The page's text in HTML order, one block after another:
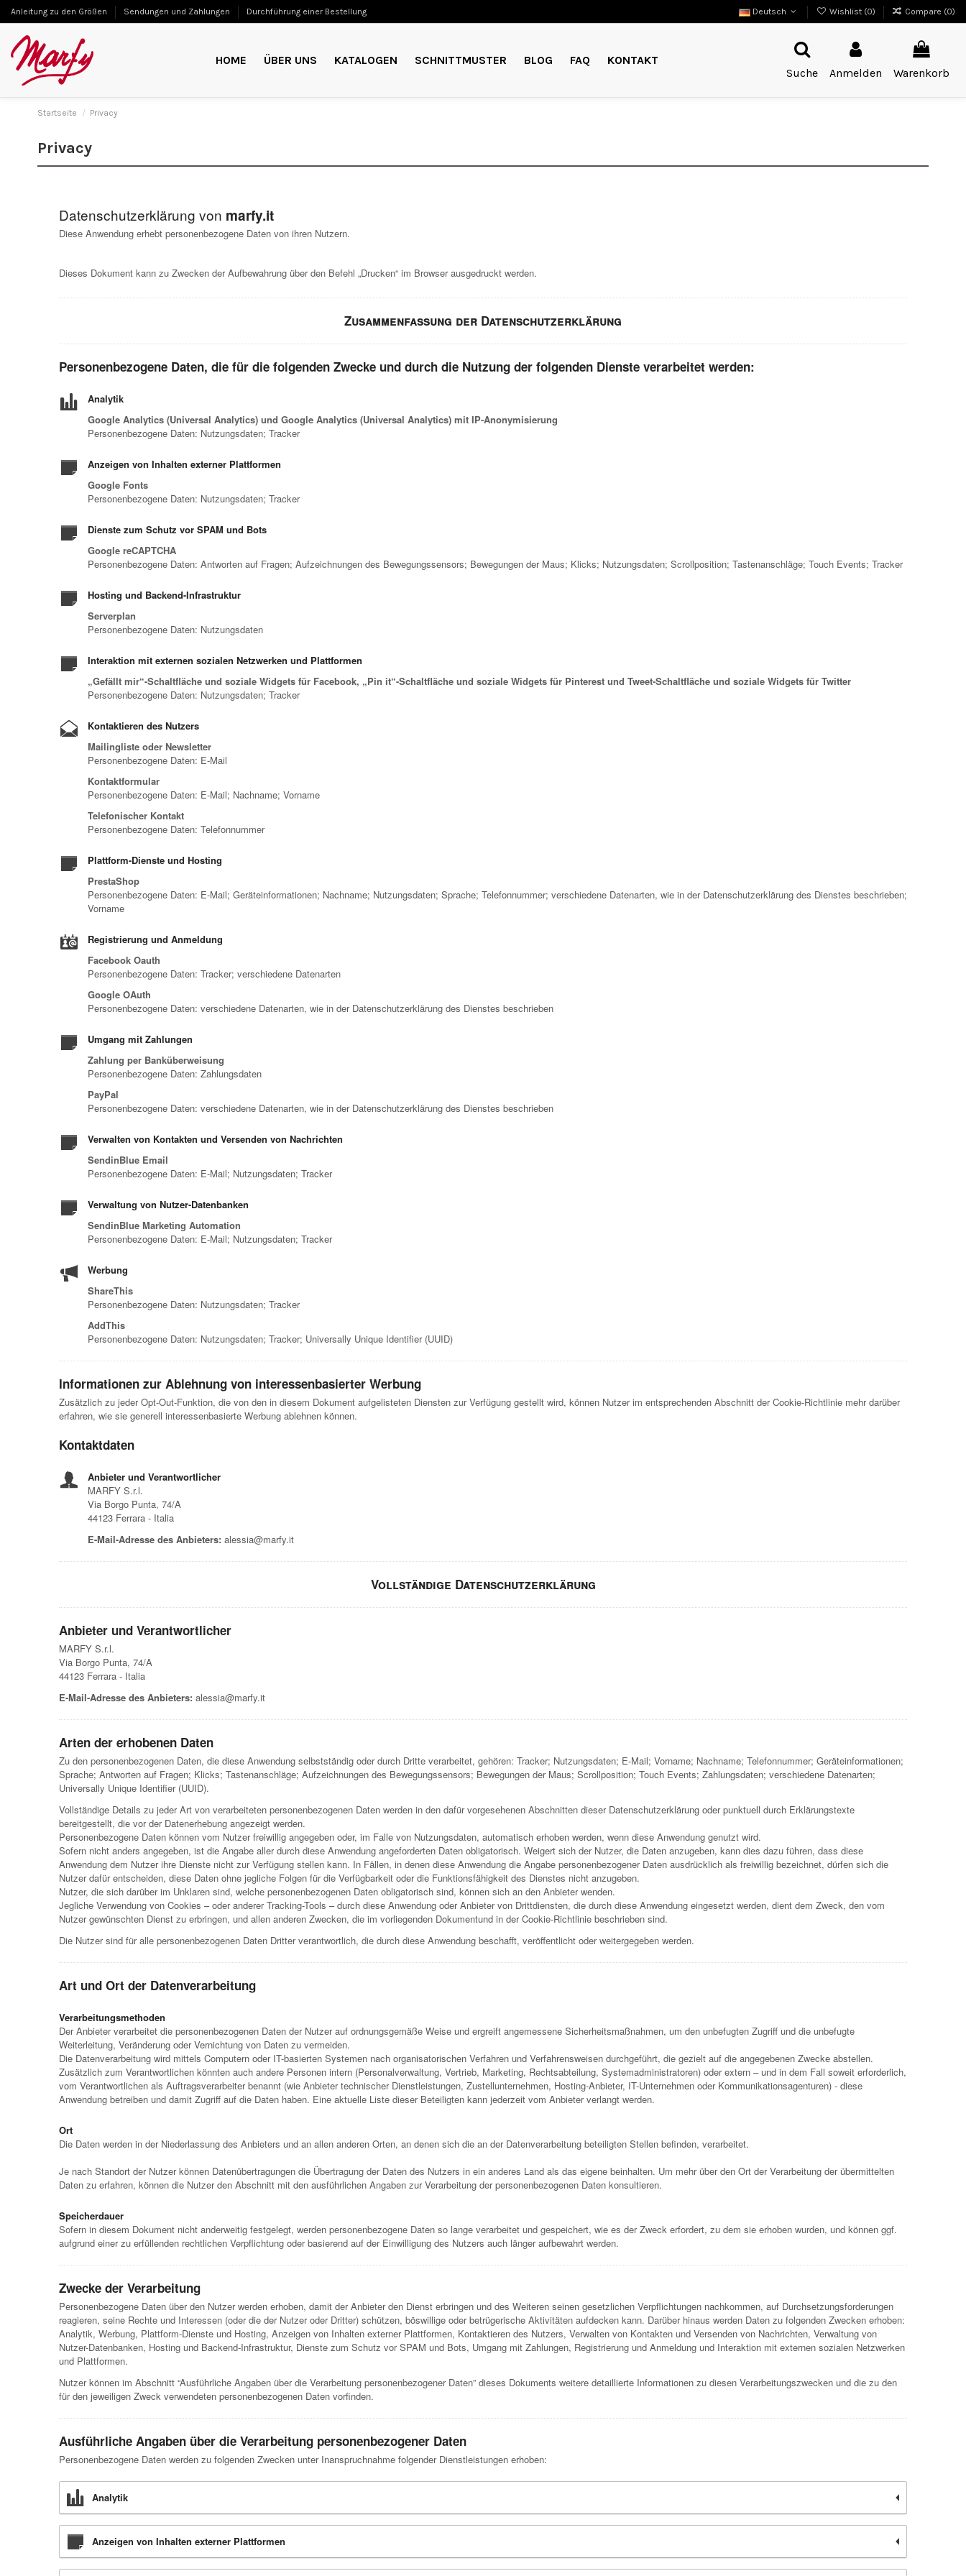
Anleitung zu den Größen Sendungen und Zahlungen Durchführung einer Bestellung Deutsch Wishlist (0) Compare (0)
HOME ÜBER UNS KATALOGEN SCHNITTMUSTER BLOG FAQ
KONTAKT
Suche
Anmelden Warenkorb
Startseite Privacy
Privacy
Datenschutzerklärung von marfy.it
Diese Anwendung erhebt personenbezogene Daten von ihren Nutzern.
Dieses Dokument kann zu Zwecken der Aufbewahrung über den Befehl „Drucken“ im Browser ausgedruckt werden.
Zusammenfassung der Datenschutzerklärung
Personenbezogene Daten, die für die folgenden Zwecke und durch die Nutzung der folgenden Dienste verarbeitet werden:
Analytik
Google Analytics (Universal Analytics) und Google Analytics (Universal Analytics) mit IP-Anonymisierung
Personenbezogene Daten: Nutzungsdaten; Tracker
Anzeigen von Inhalten externer Plattformen
Google Fonts
Personenbezogene Daten: Nutzungsdaten; Tracker
Dienste zum Schutz vor SPAM und Bots
Google reCAPTCHA
Personenbezogene Daten: Antworten auf Fragen; Aufzeichnungen des Bewegungssensors; Bewegungen der Maus; Klicks; Nutzungsdaten; Scrollposition; Tastenanschläge; Touch Events; Tracker
Hosting und Backend-Infrastruktur
Serverplan
Personenbezogene Daten: Nutzungsdaten
Interaktion mit externen sozialen Netzwerken und Plattformen
„Gefällt mir“-Schaltfläche und soziale Widgets für Facebook, „Pin it“-Schaltfläche und soziale Widgets für Pinterest und Tweet-Schaltfläche und soziale Widgets für Twitter
Personenbezogene Daten: Nutzungsdaten; Tracker
Kontaktieren des Nutzers
Mailingliste oder Newsletter
Personenbezogene Daten: E-Mail
Kontaktformular
Personenbezogene Daten: E-Mail; Nachname; Vorname
Telefonischer Kontakt
Personenbezogene Daten: Telefonnummer
Plattform-Dienste und Hosting
PrestaShop
Personenbezogene Daten: E-Mail; Geräteinformationen; Nachname; Nutzungsdaten; Sprache; Telefonnummer; verschiedene Datenarten, wie in der Datenschutzerklärung des Dienstes beschrieben;
Vorname
Registrierung und Anmeldung
Facebook Oauth
Personenbezogene Daten: Tracker; verschiedene Datenarten
Google OAuth
Personenbezogene Daten: verschiedene Datenarten, wie in der Datenschutzerklärung des Dienstes beschrieben
Umgang mit Zahlungen
Zahlung per Banküberweisung
Personenbezogene Daten: Zahlungsdaten
PayPal
Personenbezogene Daten: verschiedene Datenarten, wie in der Datenschutzerklärung des Dienstes beschrieben
Verwalten von Kontakten und Versenden von Nachrichten
SendinBlue Email
Personenbezogene Daten: E-Mail; Nutzungsdaten; Tracker
Verwaltung von Nutzer-Datenbanken
SendinBlue Marketing Automation
Personenbezogene Daten: E-Mail; Nutzungsdaten; Tracker
Werbung
ShareThis
Personenbezogene Daten: Nutzungsdaten; Tracker
AddThis
Personenbezogene Daten: Nutzungsdaten; Tracker; Universally Unique Identifier (UUID)
Informationen zur Ablehnung von interessenbasierter Werbung
Zusätzlich zu jeder Opt-Out-Funktion, die von den in diesem Dokument aufgelisteten Diensten zur Verfügung gestellt wird, können Nutzer im entsprechenden Abschnitt der Cookie-Richtlinie mehr darüber
erfahren, wie sie generell interessenbasierte Werbung ablehnen können.
Kontaktdaten
Anbieter und Verantwortlicher
MARFY S.r.l.
Via Borgo Punta, 74/A
44123 Ferrara - Italia
E-Mail-Adresse des Anbieters: alessia@marfy.it
Vollständige Datenschutzerklärung
Anbieter und Verantwortlicher
MARFY S.r.l.
Via Borgo Punta, 74/A
44123 Ferrara - Italia
E-Mail-Adresse des Anbieters: alessia@marfy.it
Arten der erhobenen Daten
Zu den personenbezogenen Daten, die diese Anwendung selbstständig oder durch Dritte verarbeitet, gehören: Tracker; Nutzungsdaten; E-Mail; Vorname; Nachname; Telefonnummer; Geräteinformationen;
Sprache; Antworten auf Fragen; Klicks; Tastenanschläge; Aufzeichnungen des Bewegungssensors; Bewegungen der Maus; Scrollposition; Touch Events; Zahlungsdaten; verschiedene Datenarten;
Universally Unique Identifier (UUID).
Vollständige Details zu jeder Art von verarbeiteten personenbezogenen Daten werden in den dafür vorgesehenen Abschnitten dieser Datenschutzerklärung oder punktuell durch Erklärungstexte
bereitgestellt, die vor der Datenerhebung angezeigt werden.
Personenbezogene Daten können vom Nutzer freiwillig angegeben oder, im Falle von Nutzungsdaten, automatisch erhoben werden, wenn diese Anwendung genutzt wird.
Sofern nicht anders angegeben, ist die Angabe aller durch diese Anwendung angeforderten Daten obligatorisch. Weigert sich der Nutzer, die Daten anzugeben, kann dies dazu führen, dass diese
Anwendung dem Nutzer ihre Dienste nicht zur Verfügung stellen kann. In Fällen, in denen diese Anwendung die Angabe personenbezogener Daten ausdrücklich als freiwillig bezeichnet, dürfen sich die
Nutzer dafür entscheiden, diese Daten ohne jegliche Folgen für die Verfügbarkeit oder die Funktionsfähigkeit des Dienstes nicht anzugeben.
Nutzer, die sich darüber im Unklaren sind, welche personenbezogenen Daten obligatorisch sind, können sich an den Anbieter wenden.
Jegliche Verwendung von Cookies – oder anderer Tracking-Tools – durch diese Anwendung oder Anbieter von Drittdiensten, die durch diese Anwendung eingesetzt werden, dient dem Zweck, den vom
Nutzer gewünschten Dienst zu erbringen, und allen anderen Zwecken, die im vorliegenden Dokumentund in der Cookie-Richtlinie beschrieben sind.
Die Nutzer sind für alle personenbezogenen Daten Dritter verantwortlich, die durch diese Anwendung beschafft, veröffentlicht oder weitergegeben werden.
Art und Ort der Datenverarbeitung
Verarbeitungsmethoden
Der Anbieter verarbeitet die personenbezogenen Daten der Nutzer auf ordnungsgemäße Weise und ergreift angemessene Sicherheitsmaßnahmen, um den unbefugten Zugriff und die unbefugte
Weiterleitung, Veränderung oder Vernichtung von Daten zu vermeiden.
Die Datenverarbeitung wird mittels Computern oder IT-basierten Systemen nach organisatorischen Verfahren und Verfahrensweisen durchgeführt, die gezielt auf die angegebenen Zwecke abstellen.
Zusätzlich zum Verantwortlichen könnten auch andere Personen intern (Personalverwaltung, Vertrieb, Marketing, Rechtsabteilung, Systemadministratoren) oder extern – und in dem Fall soweit erforderlich,
vom Verantwortlichen als Auftragsverarbeiter benannt (wie Anbieter technischer Dienstleistungen, Zustellunternehmen, Hosting-Anbieter, IT-Unternehmen oder Kommunikationsagenturen) - diese
Anwendung betreiben und damit Zugriff auf die Daten haben. Eine aktuelle Liste dieser Beteiligten kann jederzeit vom Anbieter verlangt werden.
Ort
Die Daten werden in der Niederlassung des Anbieters und an allen anderen Orten, an denen sich die an der Datenverarbeitung beteiligten Stellen befinden, verarbeitet.
Je nach Standort der Nutzer können Datenübertragungen die Übertragung der Daten des Nutzers in ein anderes Land als das eigene beinhalten. Um mehr über den Ort der Verarbeitung der übermittelten
Daten zu erfahren, können die Nutzer den Abschnitt mit den ausführlichen Angaben zur Verarbeitung der personenbezogenen Daten konsultieren.
Speicherdauer
Sofern in diesem Dokument nicht anderweitig festgelegt, werden personenbezogene Daten so lange verarbeitet und gespeichert, wie es der Zweck erfordert, zu dem sie erhoben wurden, und können ggf.
aufgrund einer zu erfüllenden rechtlichen Verpflichtung oder basierend auf der Einwilligung des Nutzers auch länger aufbewahrt werden.
Zwecke der Verarbeitung
Personenbezogene Daten über den Nutzer werden erhoben, damit der Anbieter den Dienst erbringen und des Weiteren seinen gesetzlichen Verpflichtungen nachkommen, auf Durchsetzungsforderungen
reagieren, seine Rechte und Interessen (oder die der Nutzer oder Dritter) schützen, böswillige oder betrügerische Aktivitäten aufdecken kann. Darüber hinaus werden Daten zu folgenden Zwecken erhoben:
Analytik, Werbung, Plattform-Dienste und Hosting, Anzeigen von Inhalten externer Plattformen, Kontaktieren des Nutzers, Verwalten von Kontakten und Versenden von Nachrichten, Verwaltung von
Nutzer-Datenbanken, Hosting und Backend-Infrastruktur, Dienste zum Schutz vor SPAM und Bots, Umgang mit Zahlungen, Registrierung und Anmeldung und Interaktion mit externen sozialen Netzwerken
und Plattformen.
Nutzer können im Abschnitt “Ausführliche Angaben über die Verarbeitung personenbezogener Daten” dieses Dokuments weitere detaillierte Informationen zu diesen Verarbeitungszwecken und die zu den
für den jeweiligen Zweck verwendeten personenbezogenen Daten vorfinden.
Ausführliche Angaben über die Verarbeitung personenbezogener Daten
Personenbezogene Daten werden zu folgenden Zwecken unter Inanspruchnahme folgender Dienstleistungen erhoben:
Analytik
Anzeigen von Inhalten externer Plattformen